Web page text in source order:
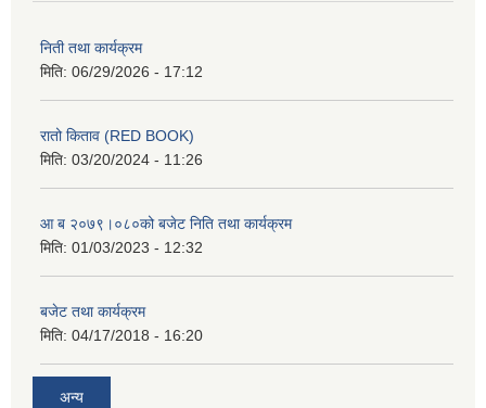
निती तथा कार्यक्रम
मिति: 06/29/2026 - 17:12
रातो किताव (RED BOOK)
मिति: 03/20/2024 - 11:26
आ ब २०७९।०८०को बजेट निति तथा कार्यक्रम
मिति: 01/03/2023 - 12:32
बजेट तथा कार्यक्रम
मिति: 04/17/2018 - 16:20
अन्य